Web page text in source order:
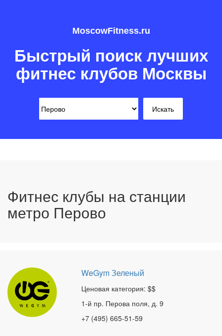
MoscowFitness.ru
Быстрый поиск лучших
фитнес клубов Москвы
Фитнес клубы на станции
метро Перово
WeGym Зеленый
Ценовая категория: $$
1-й пр. Перова поля, д. 9
+7 (495) 665-51-59